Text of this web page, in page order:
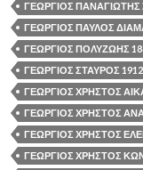
ΓΕΩΡΓΙΟΣ ΠΑΝΑΓΙΩΤΗΣ
ΓΕΩΡΓΙΟΣ ΠΑΥΛΟΣ
ΓΕΩΡΓΙΟΣ ΠΟΛΥΖΩΗΣ
ΓΕΩΡΓΙΟΣ ΣΤΑΥΡΟΣ 1912
ΓΕΩΡΓΙΟΣ ΧΡΗΣΤΟΣ
ΓΕΩΡΓΙΟΣ ΧΡΗΣΤΟΣ
ΓΕΩΡΓΙΟΣ ΧΡΗΣΤΟΣ
ΓΕΩΡΓΙΟΣ ΧΡΗΣΤΟΣ